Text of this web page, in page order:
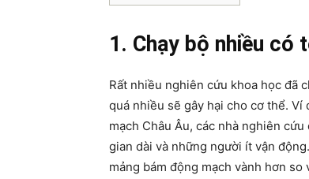
1. Chạy bộ nhiều có
Rất nhiều nghiên cứu khoa học đã
quá nhiều sẽ gây hại cho cơ thể.
mạch Châu Âu, các nhà nghiên
gian dài và những người ít vận
mảng bám động mạch vành hơn